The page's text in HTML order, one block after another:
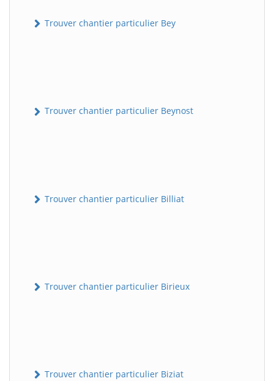
Trouver chantier particulier Bey
Trouver chantier particulier Beynost
Trouver chantier particulier Billiat
Trouver chantier particulier Birieux
Trouver chantier particulier Biziat